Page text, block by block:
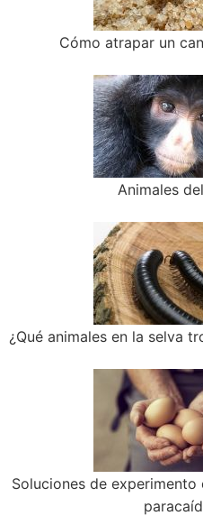
Cómo atrapar un
Animales
¿Qué animales en la selva
Soluciones de